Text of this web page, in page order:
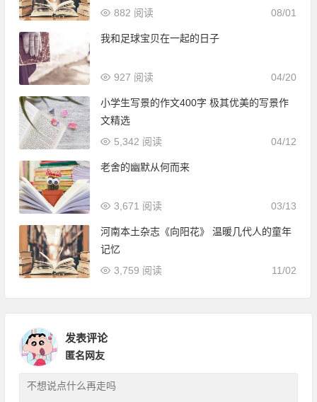
08/01
882 阅读
我和足球宝贝在一起的日子
04/20
927 阅读
小学生写景的作文400字 极其优美的写景作
文精选
04/12
5,342 阅读
老舍的幽默从何而来
03/13
3,671 阅读
河南本土杂志《向阳花》 温暖几代人的童年
记忆
11/02
3,759 阅读
发表评论
匿名网友